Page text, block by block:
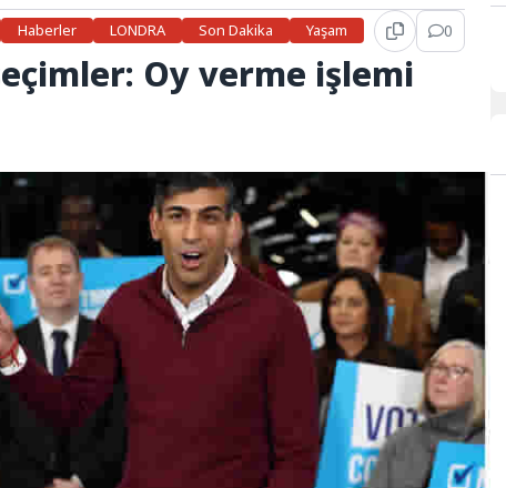
Haberler LONDRA Son Dakika Yaşam 0
Oy verme işlemi